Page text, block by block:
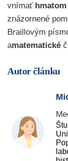
vnímať hmatom
znázornené
Braillovým
amatematické
Autor článku